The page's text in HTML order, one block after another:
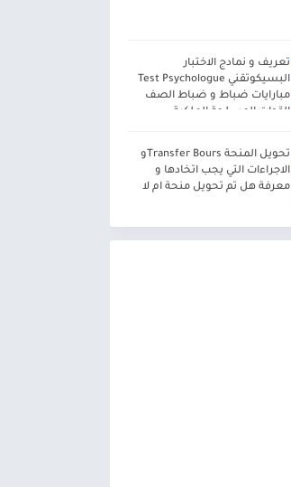
تعريف و نمادج الاختبار
البسيكوتقني Test Psychologue
مبارايات ضباط و ضباط الصف
القوات المسلحة الملكية
تحويل المنحة Transfer Boursو
الاجراءات التي يجب اتخادها و
معرفة هل تم تحويل منحة ام لا